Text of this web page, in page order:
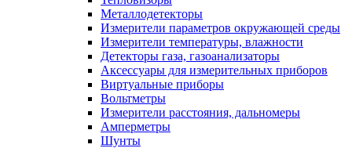
Металлодетекторы
Измерители параметров окружающей среды
Измерители температуры, влажности
Детекторы газа, газоанализаторы
Аксессуары для измерительных приборов
Виртуальные приборы
Вольтметры
Измерители расстояния, дальномеры
Амперметры
Шунты